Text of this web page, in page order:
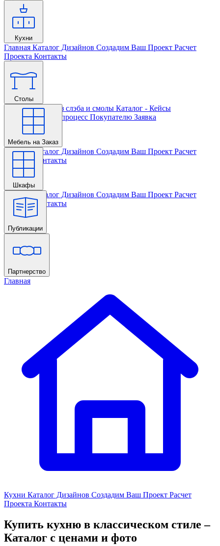
Кухни
Главная Каталог Дизайнов Создадим Ваш Проект Расчет
Проекта Контакты
Столы
Главная Столы из слэба и смолы Каталог - Кейсы
Кастомизации и процесс Покупателю Заявка
Мебель на Заказ
Главная Каталог Дизайнов Создадим Ваш Проект Расчет
Проекта
Контакты
Шкафы
Главная Каталог Дизайнов Создадим Ваш Проект Расчет
Проекта Контакты
Публикации
Главная
Партнерство
Главная
Кухни Каталог Дизайнов Создадим Ваш Проект Расчет
Проекта Контакты
Купить кухню в классическом стиле –
Каталог с ценами и фото